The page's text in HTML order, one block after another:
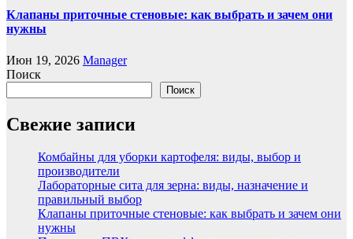
Клапаны приточные стеновые: как выбрать и зачем они
нужны
Июн 19, 2026 Manager
Поиск
Поиск
Свежие записи
Комбайны для уборки картофеля: виды, выбор и
производители
Лабораторные сита для зерна: виды, назначение и
правильный выбор
Клапаны приточные стеновые: как выбрать и зачем они
нужны